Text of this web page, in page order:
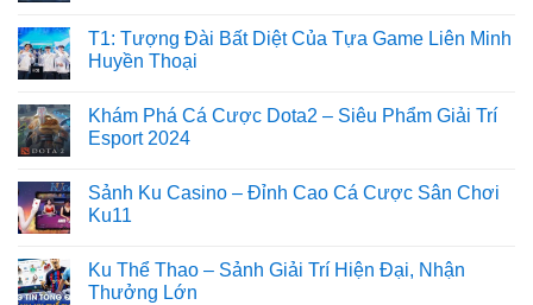
T1: Tượng Đài Bất Diệt Của Tựa Game Liên Minh
Huyền Thoại
Khám Phá Cá Cược Dota2 – Siêu Phẩm Giải Trí
Esport 2024
Sảnh Ku Casino – Đỉnh Cao Cá Cược Sân Chơi
Ku11
Ku Thể Thao – Sảnh Giải Trí Hiện Đại, Nhận
Thưởng Lớn